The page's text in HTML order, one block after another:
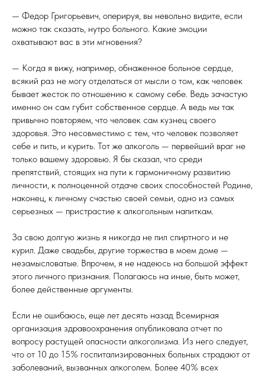
— Федор Григорьевич, оперируя, вы невольно видите, если
можно так сказать, нутро больного. Какие эмоции
охватывают вас в эти мгновения?
— Когда я вижу, например, обнаженное больное сердце,
всякий раз не могу отделаться от мысли о том, как человек
бывает жесток по отношению к самому себе. Ведь зачастую
именно он сам губит собственное сердце. А ведь мы так
привычно повторяем, что человек сам кузнец своего
здоровья. Это несовместимо с тем, что человек позволяет
себе и пить, и курить. Тот же алкоголь — первейший враг не
только вашему здоровью. Я бы сказал, что среди
препятствий, стоящих на пути к гармоничному развитию
личности, к полноценной отдаче своих способностей Родине,
наконец, к личному счастью своей семьи, одно из самых
серьезных — пристрастие к алкогольным напиткам.
За свою долгую жизнь я никогда не пил спиртного и не
курил. Даже свадьбы, другие торжества в моем доме —
незамысловатые. Впрочем, я не надеюсь на большой эффект
этого личного признания. Полагаюсь на иные, быть может,
более действенные аргументы.
Если не ошибаюсь, еще лет десять назад Всемирная
организация здравоохранения опубликовала отчет по
вопросу растущей опасности алкоголизма. Из него следует,
что от 10 до 15% госпитализированных больных страдают от
заболеваний, вызванных алкоголем. Более 40% всех